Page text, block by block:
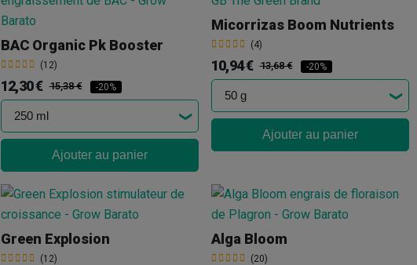
BAC Organic Pk Booster
(12)
12,30 € 15,38 € -20%
Ajouter au panier
Micorrizas Boom Nutrients
(4)
10,94 € 13,68 € -20%
Ajouter au panier
Green Explosion
(12)
Alga Bloom
(20)